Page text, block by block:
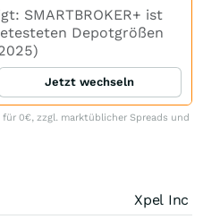
SMARTBROKER+ ist
Depotgrößen
Jetzt wechseln
0€, zzgl. marktüblicher Spreads und
Xpel Inc